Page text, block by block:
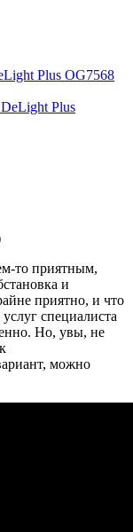
Plus OG7568
то приятным,
и
приятно, и что
специалиста
Но, увы, не
можно